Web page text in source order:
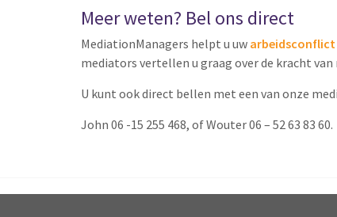
Meer weten? Bel ons direct
MediationManagers helpt u uw arbeidsconflict
mediators vertellen u graag over de kracht
U kunt ook direct bellen met een van onze
John 06 -15 255 468, of Wouter 06 – 52 63 83 60.